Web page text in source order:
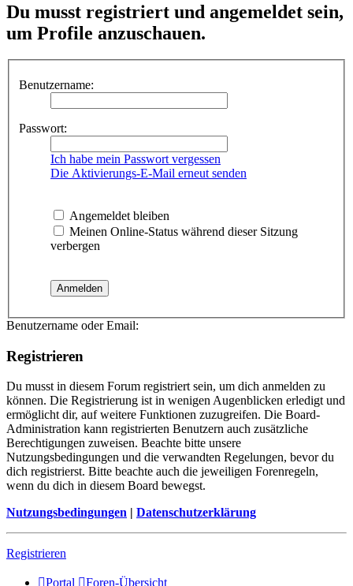
Du musst registriert und angemeldet sein,
um Profile anzuschauen.
Benutzername:
Passwort:
Ich habe mein Passwort vergessen
Die Aktivierungs-E-Mail erneut senden
Angemeldet bleiben
Meinen Online-Status während dieser Sitzung
verbergen
Benutzername oder Email:
Registrieren
Du musst in diesem Forum registriert sein, um dich anmelden zu
können. Die Registrierung ist in wenigen Augenblicken erledigt und
ermöglicht dir, auf weitere Funktionen zuzugreifen. Die Board-
Administration kann registrierten Benutzern auch zusätzliche
Berechtigungen zuweisen. Beachte bitte unsere
Nutzungsbedingungen und die verwandten Regelungen, bevor du
dich registrierst. Bitte beachte auch die jeweiligen Forenregeln,
wenn du dich in diesem Board bewegst.
Nutzungsbedingungen
Datenschutzerklärung
Registrieren
Portal Foren-Übersicht